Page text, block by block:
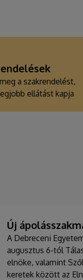
a szakrendelést,
ellátást kapja
Új
A Debreceni
augusztus 6-tól
elnöke, valamint
keretek között az